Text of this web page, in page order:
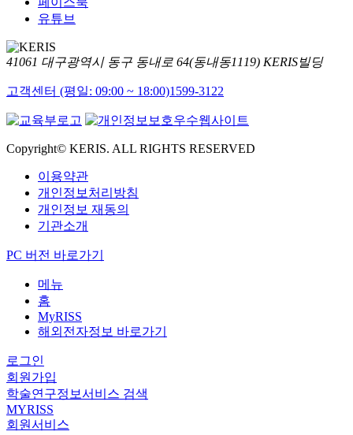
유튜브
41061 대구광역시 동구 동내로 64(동내동1119) KERIS빌딩
고객센터 (평일: 09:00 ~ 18:00)1599-3122
Copyright© KERIS. ALL RIGHTS RESERVED
이용약관
개인정보처리방침
개인정보 재동의
기관소개
PC 버전 바로가기
메뉴
홈
MyRISS
해외전자정보 바로가기
로그인
회원가입
학술연구정보서비스 검색
MYRISS
회원서비스